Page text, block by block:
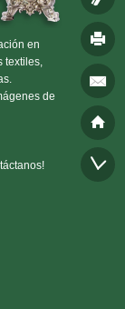
en
textiles,
de